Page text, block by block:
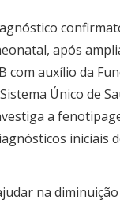
após
auxílio da
Único de
a
iniciais
na diminuição